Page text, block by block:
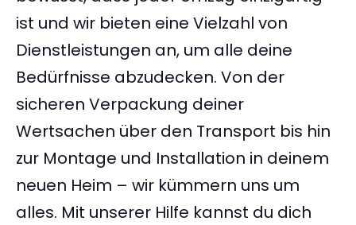
ist und wir bieten eine Vielzahl von
Dienstleistungen an, um alle deine
Bedürfnisse abzudecken. Von der
sicheren Verpackung deiner
Wertsachen über den Transport bis hin
zur Montage und Installation in deinem
neuen Heim – wir kümmern uns um
alles. Mit unserer Hilfe kannst du dich